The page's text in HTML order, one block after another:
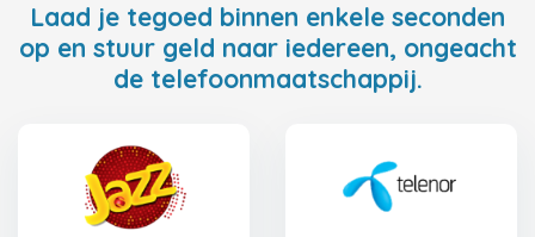
Laad je tegoed binnen enkele seconden
op en stuur geld naar iedereen, ongeacht
de telefoonmaatschappij.